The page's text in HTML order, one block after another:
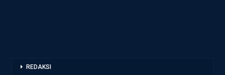
REDAKSI